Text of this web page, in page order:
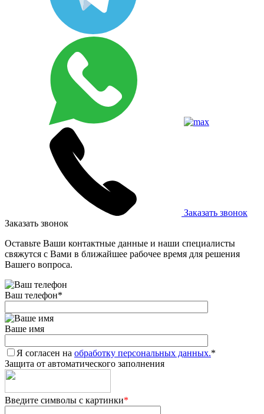
Заказать звонок
Заказать звонок
Оставьте Ваши контактные данные и наши специалисты
свяжутся с Вами в ближайшее рабочее время для решения
Вашего вопроса.
Ваш телефон*
Ваше имя
Я согласен на обработку персональных данных.*
Защита от автоматического заполнения
Введите символы с картинки*